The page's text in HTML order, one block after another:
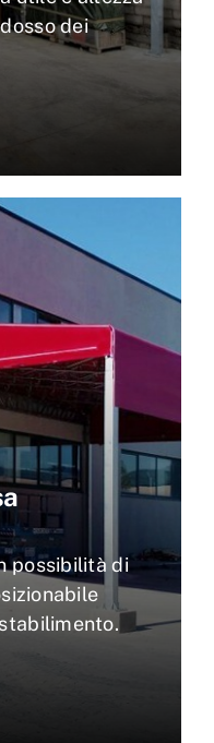
dei
possibilità di